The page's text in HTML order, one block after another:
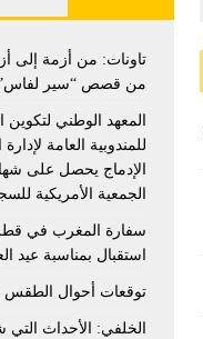
تاونات: من أزمة إلى
من قصص “سير
المعهد الوطني لتكوين
للمندوبية العامة
الإدماج يحصل على
الجمعية الأمريكية
سفارة المغرب في
استقبال بمناسبة عيد
توقعات أحوال الطقس
الخلفي: الأحداث التي